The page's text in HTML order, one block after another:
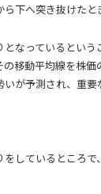
下へ突き抜けたと
なっているとい
の移動平均線を株
いが予測され、重
しているところ